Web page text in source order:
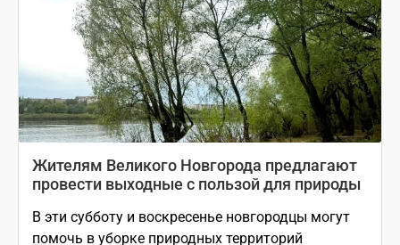
Жителям Великого Новгорода предлагают
провести выходные с пользой для природы
В эти субботу и воскресенье новгородцы могут
помочь в уборке природных территорий